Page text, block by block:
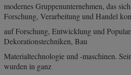
modernes Gruppenunternehmen, das
Forschung, Verarbeitung und Handel
auf Forschung, Entwicklung und
Dekorationstechniken, Bau
Materialtechnologie und -maschinen.
wurden in ganz